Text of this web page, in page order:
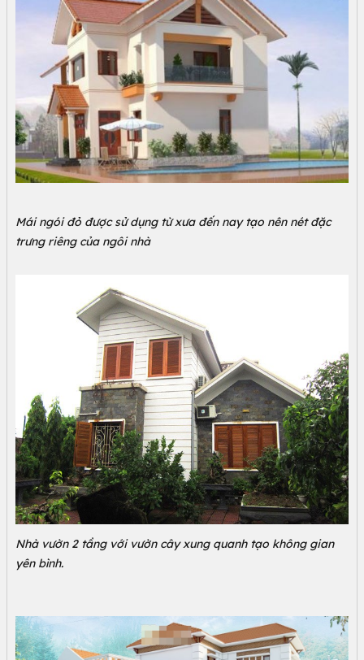
Mái ngói đỏ được sử dụng từ xưa đến nay tạo nên nét đặc
trưng riêng của ngôi nhà
Nhà vườn 2 tầng với vườn cây xung quanh tạo không gian
yên bình.